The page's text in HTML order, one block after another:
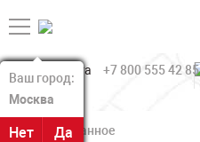
Ваш город:
Москва
Нет Да
Ваш город:
Москва
Нет Да
+7 800 555 42 85
Избранное